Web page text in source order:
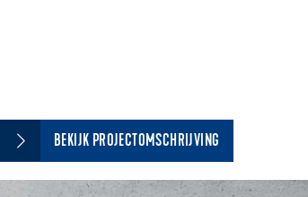
BEKIJK PROJECTOMSCHRIJVING